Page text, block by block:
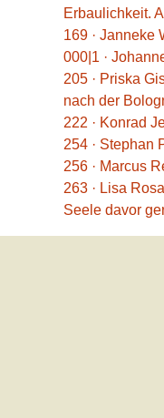
Erbaulichkeit.
169 · Janneke
000|1 ·
205 · Priska
nach der
222 · Konrad
254 · Stephan
256 · Marcus
263 · Lisa
Seele davor